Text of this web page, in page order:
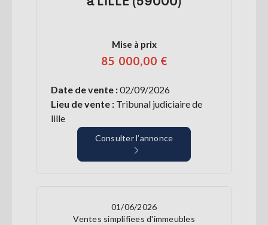
Mise à prix
85 000,00 €
Date de vente :02/09/2026
Lieu de vente : Tribunal judiciaire de
lille
Consulter l’annonce
01/06/2026
Ventes simplifiees d'immeubles